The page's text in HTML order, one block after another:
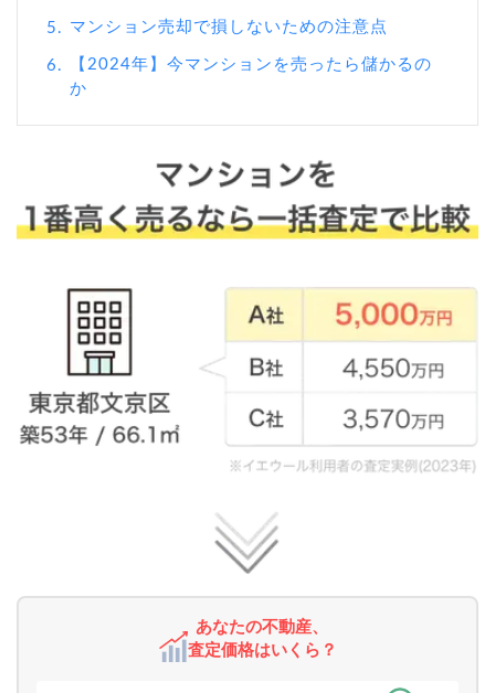
5. マンション売却で損しないための注意点
6.
【2024年】今マンションを売ったら儲かるの
か
あなたの不動産、
査定価格はいくら？